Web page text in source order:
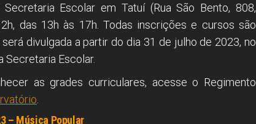
Escolar em Tatuí (Rua São Bento, 808,
das 13h às 17h. Todas inscrições e cursos são
divulgada a partir do dia 31 de julho de 2023, no
Secretaria Escolar.
as grades curriculares, acesse o Regimento
– Música Popular